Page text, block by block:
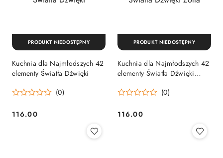
Kuchnia dla Najmłodszych 42
elementy Światła Dźwięki
(0)
Cena:
116.00
PRODUKT NIEDOSTĘPNY
Kuchnia dla Najmłodszych 42
elementy Światła Dźwięki
(0)
Cena:
116.00
PRODUKT NIEDOSTĘPNY